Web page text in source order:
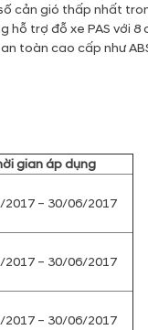
cản gió thấp nhất
trợ đỗ xe PAS với
cao cấp như ABS,
gian áp dụng
2017 – 30/06/2017
2017 – 30/06/2017
2017 – 30/06/2017